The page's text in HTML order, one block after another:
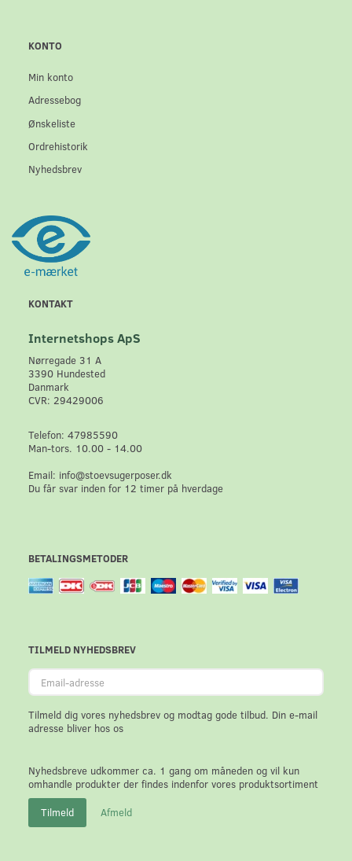
KONTO
Min konto
Adressebog
Ønskeliste
Ordrehistorik
Nyhedsbrev
KONTAKT
Internetshops ApS
Nørregade 31 A
3390 Hundested
Danmark
CVR: 29429006
Telefon: 47985590
Man-tors. 10.00 - 14.00
Email: info@stoevsugerposer.dk
Du får svar inden for 12 timer på hverdage
BETALINGSMETODER
TILMELD NYHEDSBREV
Email-
adresse
Tilmeld dig vores nyhedsbrev og modtag gode tilbud. Din e-mail
adresse bliver hos os
Nyhedsbreve udkommer ca. 1 gang om måneden og vil kun
omhandle produkter der findes indenfor vores produktsortiment
Tilmeld Afmeld